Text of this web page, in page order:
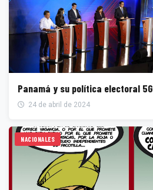
Panamá y su política electoral 5G
24 de abril de 2024
NACIONALES